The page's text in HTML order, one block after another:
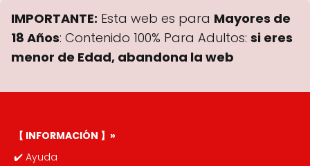
IMPORTANTE: Esta web es para Mayores de
18 Años: Contenido 100% Para Adultos: si eres
menor de Edad, abandona la web
【 INFORMACIÓN 】»
✔️ Ayuda